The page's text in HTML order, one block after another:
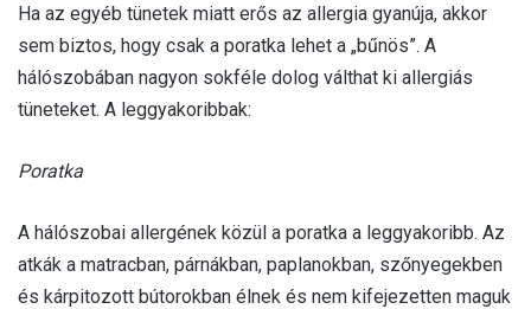
Ha az egyéb tünetek miatt erős az allergia gyanúja, akkor
sem biztos, hogy csak a poratka lehet a „bűnös”. A
hálószobában nagyon sokféle dolog válthat ki allergiás
tüneteket. A leggyakoribbak:
Poratka
A hálószobai allergének közül a poratka a leggyakoribb. Az
atkák a matracban, párnákban, paplanokban, szőnyegekben
és kárpitozott bútorokban élnek és nem kifejezetten maguk